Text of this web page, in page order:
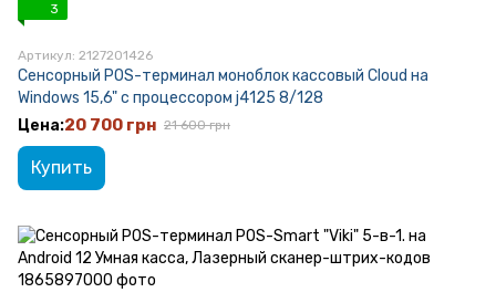
3
Артикул: 2127201426
Сенсорный POS-терминал моноблок кассовый Cloud на
Windows 15,6" с процессором j4125 8/128
20 700 грн 21 600 грн
Купить